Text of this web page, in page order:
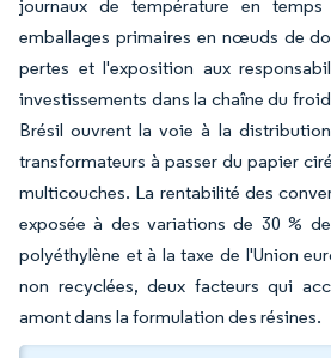
journaux de température en
emballages primaires en nœuds de
pertes et l'exposition aux
investissements dans la chaîne du
Brésil ouvrent la voie à la
transformateurs à passer du papier
multicouches. La rentabilité des
exposée à des variations de 30 %
polyéthylène et à la taxe de l'Union
non recyclées, deux facteurs qui
amont dans la formulation des résines.